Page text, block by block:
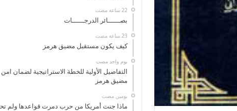
بصــــــائر الدرجــــــات
كيف يكون مستقبل مضيق هرمز
‏يوم واحد مضت
التفاصيل الأولية للخطة الاستراتيجية لضمان امن
مضيق هرمز
‏يومين مضت
ماذا جنت أمريكا من حرب دمرت قواعدها ولم